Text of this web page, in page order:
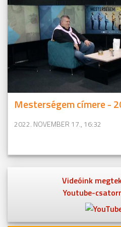
Mesterségem címere -
2022. NOVEMBER 17., 16:32
Videóink
Youtube-